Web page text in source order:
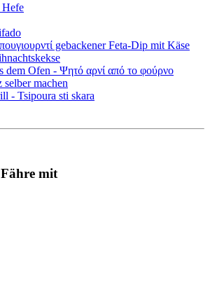
Hefe
gebackener Feta-Dip mit Käse
dem Ofen - Ψητό αρνί από το φούρνο
machen
- Tsipoura sti skara
mit